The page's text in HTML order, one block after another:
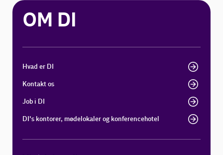
OM DI
Hvad er DI
Kontakt os
Job i DI
DI's kontorer, mødelokaler og konferencehotel